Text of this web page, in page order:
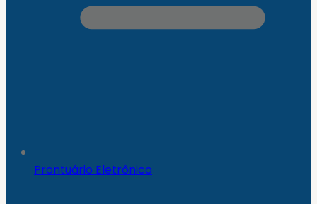
Prontuário Eletrônico